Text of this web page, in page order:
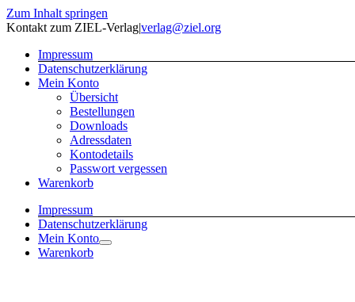
Zum Inhalt springen
Kontakt zum ZIEL-Verlag|verlag@ziel.org
Impressum
Datenschutzerklärung
Mein Konto
Übersicht
Bestellungen
Downloads
Adressdaten
Kontodetails
Passwort vergessen
Warenkorb
Impressum
Datenschutzerklärung
Mein Konto
Warenkorb